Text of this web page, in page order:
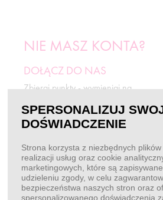
NIE MASZ KONTA?
DOŁĄCZ DO NAS
Zbieraj punkty - wymieniaj na
ZAREJESTRUJ SIĘ
BEZ LOGOWANIA
Chcę złożyć zamówienie
SPERSONALIZUJ
DOŚWIADCZENIE
Strona korzysta z niezbędnych
realizacji usług oraz cookie
marketingowych, które są zapisywane
udzieleniu zgody, w celu
bezpieczeństwa naszych stron oraz
spersonalizowanego doświadczenia